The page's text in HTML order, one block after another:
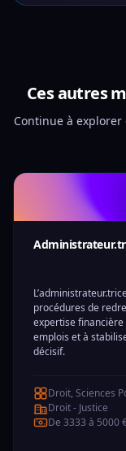
Ces autres
Continue à
procédures de
expertise
emplois et à
décisif.
Droit, Sciences
Droit - Justice
De 3333 à 5000